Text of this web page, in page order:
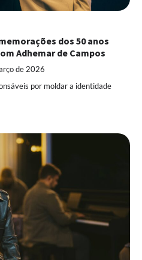
dos 50 anos
Adhemar de Campos
de 2026
por moldar a identidade